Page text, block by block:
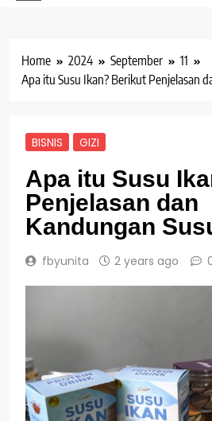
Home 2024 September
11
Apa itu Susu Ikan? Berikut Penjelasan
BISNIS GIZI
Apa itu Susu
Penjelasan dan
Kandungan
fbyunita 2 years ago